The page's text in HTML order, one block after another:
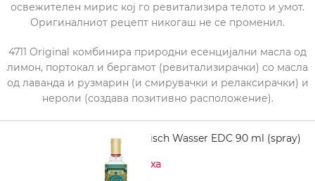
освежителен мирис кој го ревитализира телото и умот.
Оригиналниот рецепт никогаш не се променил.
4711 Original комбинира природни есенцијални масла од
лимон, портокал и бергамот (ревитализирачки) со масла
од лаванда и рузмарин (и смирувачки и релаксирачки) и
нероли (создава позитивно расположение).
4711 Echt Kölnisch Wasser EDC 90 ml (spray)
Нема на залиха